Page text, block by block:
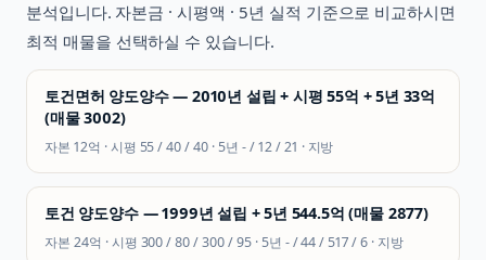
분석입니다. 자본금 · 시평액 · 5년 실적 기준으로 비교하시면
최적 매물을 선택하실 수 있습니다.
토건면허 양도양수 — 2010년 설립 + 시평 55억 + 5년 33억
(매물 3002)
자본 12억 · 시평 55 / 40 / 40 · 5년 - / 12 / 21 · 지방
토건 양도양수 — 1999년 설립 + 5년 544.5억 (매물 2877)
자본 24억 · 시평 300 / 80 / 300 / 95· 5년 - / 44 / 517 / 6· 지방